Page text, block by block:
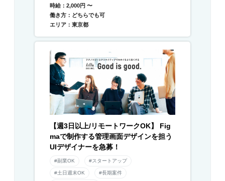
時給：2,000円 〜
働き方：どちらでも可
エリア：東京都
【週3日以上/リモートワークOK】 Fig
maで制作する管理画面デザインを担う
UIデザイナーを急募！
#副業OK #スタートアップ
#土日週末OK #長期案件